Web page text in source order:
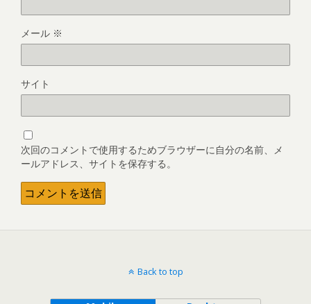
メール ※
サイト
次回のコメントで使用するためブラウザーに自分の名前、メ
ールアドレス、サイトを保存する。
Back to top